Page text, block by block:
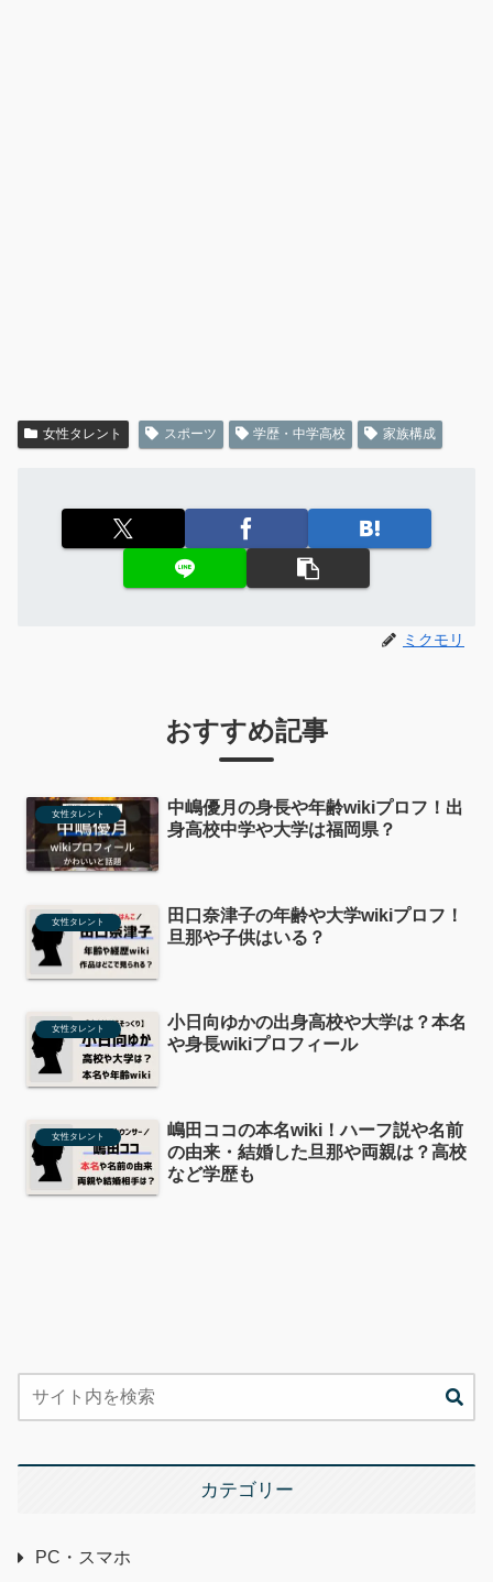
女性タレント スポーツ 学歴・中学高校 家族構成
ミクモリ
おすすめ記事
女性タレント
中嶋優月の身長や年齢wikiプロフ！出
身高校中学や大学は福岡県？
女性タレント
田口奈津子の年齢や大学wikiプロフ！
旦那や子供はいる？
女性タレント
小日向ゆかの出身高校や大学は？本名
や身長wikiプロフィール
女性タレント
嶋田ココの本名wiki！ハーフ説や名前
の由来・結婚した旦那や両親は？高校
など学歴も
カテゴリー
PC・スマホ